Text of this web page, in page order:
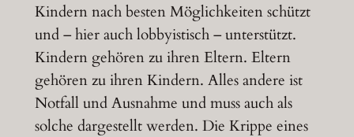
Kindern nach besten Möglichkeiten schützt
und – hier auch lobbyistisch – unterstützt.
Kindern gehören zu ihren Eltern. Eltern
gehören zu ihren Kindern. Alles andere ist
Notfall und Ausnahme und muss auch als
solche dargestellt werden. Die Krippe eines